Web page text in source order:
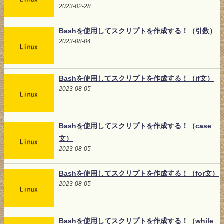
2023-02-28
Bashを使用してスクリプトを作成する！（引数）
2023-08-04
Bashを使用してスクリプトを作成する！（if文）
2023-08-05
Bashを使用してスクリプトを作成する！（case
文）
2023-08-05
Bashを使用してスクリプトを作成する！（for文）
2023-08-05
Bashを使用してスクリプトを作成する！（while